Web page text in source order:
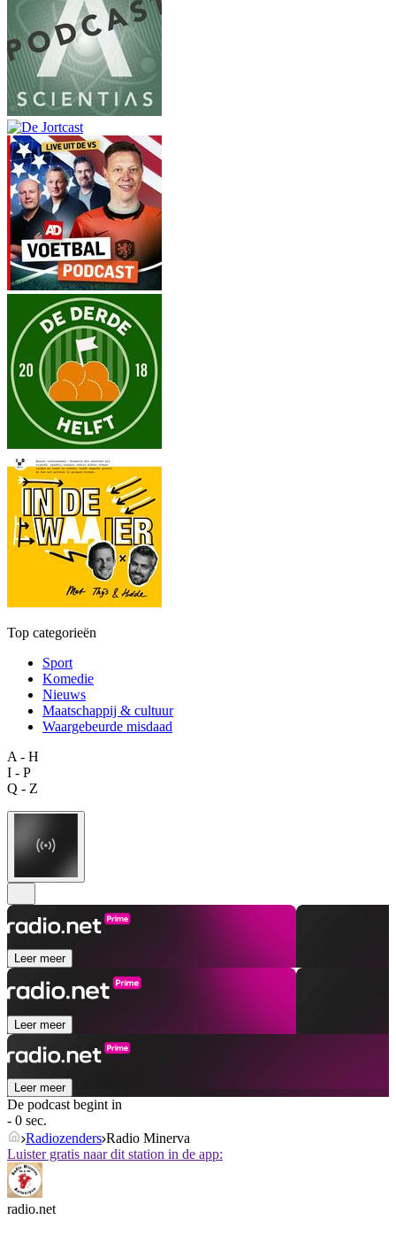
Top categorieën
Sport
Komedie
Nieuws
Maatschappij & cultuur
Waargebeurde misdaad
A - H
I - P
Q - Z
Leer meer
Leer meer
Leer meer
De podcast begint in
- 0 sec.
Radiozenders Radio Minerva
Luister gratis naar dit station in de app:
radio.net